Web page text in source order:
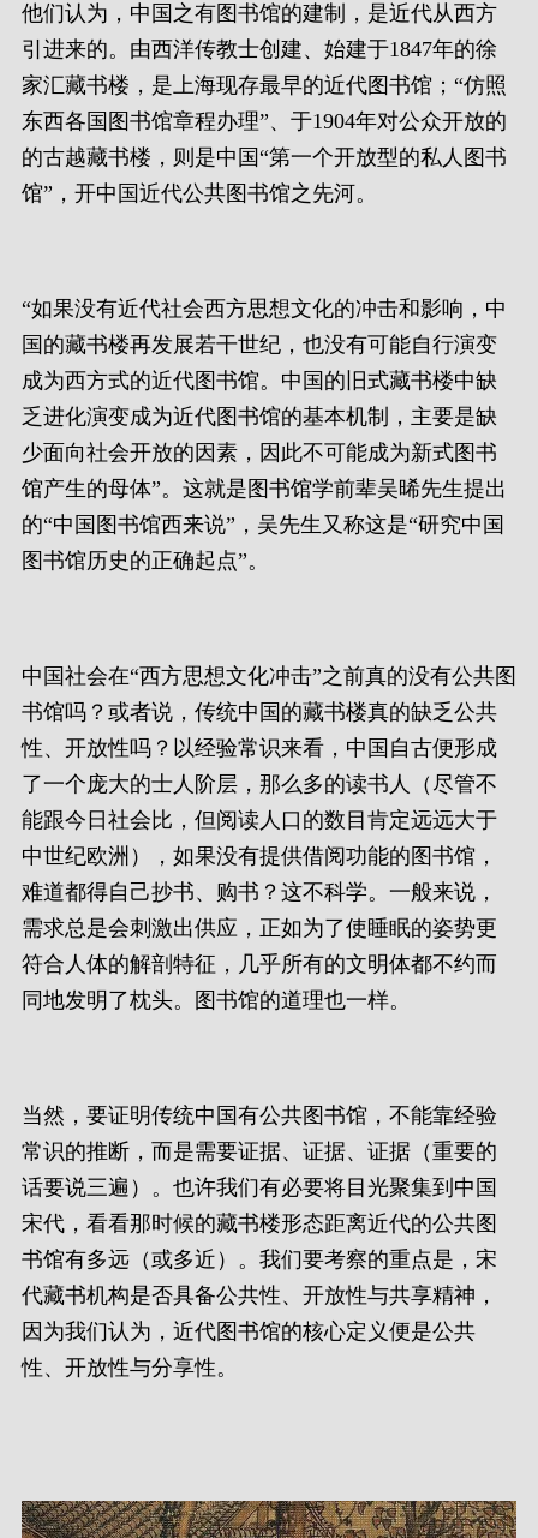
他们认为，中国之有图书馆的建制，是近代从西方
引进来的。由西洋传教士创建、始建于1847年的徐
家汇藏书楼，是上海现存最早的近代图书馆；“仿照
东西各国图书馆章程办理”、于1904年对公众开放的
的古越藏书楼，则是中国“第一个开放型的私人图书
馆”，开中国近代公共图书馆之先河。
“如果没有近代社会西方思想文化的冲击和影响，中
国的藏书楼再发展若干世纪，也没有可能自行演变
成为西方式的近代图书馆。中国的旧式藏书楼中缺
乏进化演变成为近代图书馆的基本机制，主要是缺
少面向社会开放的因素，因此不可能成为新式图书
馆产生的母体”。这就是图书馆学前辈吴晞先生提出
的“中国图书馆西来说”，吴先生又称这是“研究中国
图书馆历史的正确起点”。
中国社会在“西方思想文化冲击”之前真的没有公共图
书馆吗？或者说，传统中国的藏书楼真的缺乏公共
性、开放性吗？以经验常识来看，中国自古便形成
了一个庞大的士人阶层，那么多的读书人（尽管不
能跟今日社会比，但阅读人口的数目肯定远远大于
中世纪欧洲），如果没有提供借阅功能的图书馆，
难道都得自己抄书、购书？这不科学。一般来说，
需求总是会刺激出供应，正如为了使睡眠的姿势更
符合人体的解剖特征，几乎所有的文明体都不约而
同地发明了枕头。图书馆的道理也一样。
当然，要证明传统中国有公共图书馆，不能靠经验
常识的推断，而是需要证据、证据、证据（重要的
话要说三遍）。也许我们有必要将目光聚集到中国
宋代，看看那时候的藏书楼形态距离近代的公共图
书馆有多远（或多近）。我们要考察的重点是，宋
代藏书机构是否具备公共性、开放性与共享精神，
因为我们认为，近代图书馆的核心定义便是公共
性、开放性与分享性。